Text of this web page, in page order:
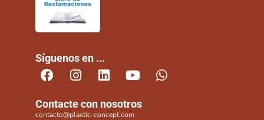
Síguenos en ...
Contacte con nosotros
contacto@plastic-concept.com